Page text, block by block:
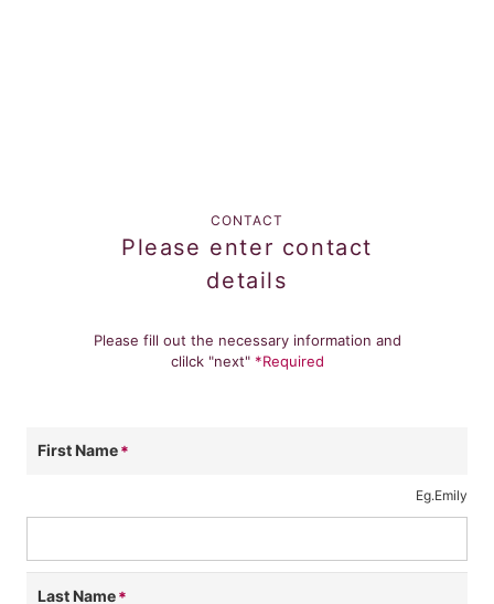
CONTACT
Please enter contact
details
Please fill out the necessary information and
clilck "next" *Required
First Name
Eg.Emily
Last Name